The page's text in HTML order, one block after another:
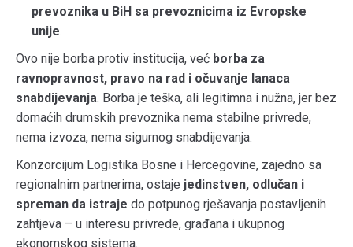
prevoznika u BiH sa prevoznicima iz Evropske
unije.
Ovo nije borba protiv institucija, već borba za
ravnopravnost, pravo na rad i očuvanje lanaca
snabdijevanja. Borba je teška, ali legitimna i nužna, jer bez
domaćih drumskih prevoznika nema stabilne privrede,
nema izvoza, nema sigurnog snabdijevanja.
Konzorcijum Logistika Bosne i Hercegovine, zajedno sa
regionalnim partnerima, ostaje jedinstven, odlučan i
spreman da istraje do potpunog rješavanja postavljenih
zahtjeva – u interesu privrede, građana i ukupnog
ekonomskog sistema.